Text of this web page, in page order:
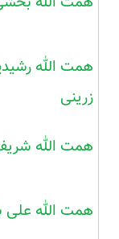
همت الله
زرینی
همت الله
همت الله علی